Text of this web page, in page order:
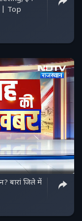
| Top
बारां जिले में